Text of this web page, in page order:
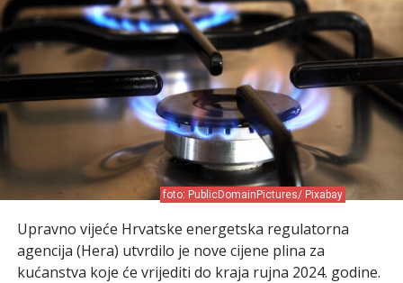
foto: PublicDomainPictures/ Pixabay
Upravno vijeće Hrvatske energetska regulatorna
agencija (Hera) utvrdilo je nove cijene plina za
kućanstva koje će vrijediti do kraja rujna 2024. godine.